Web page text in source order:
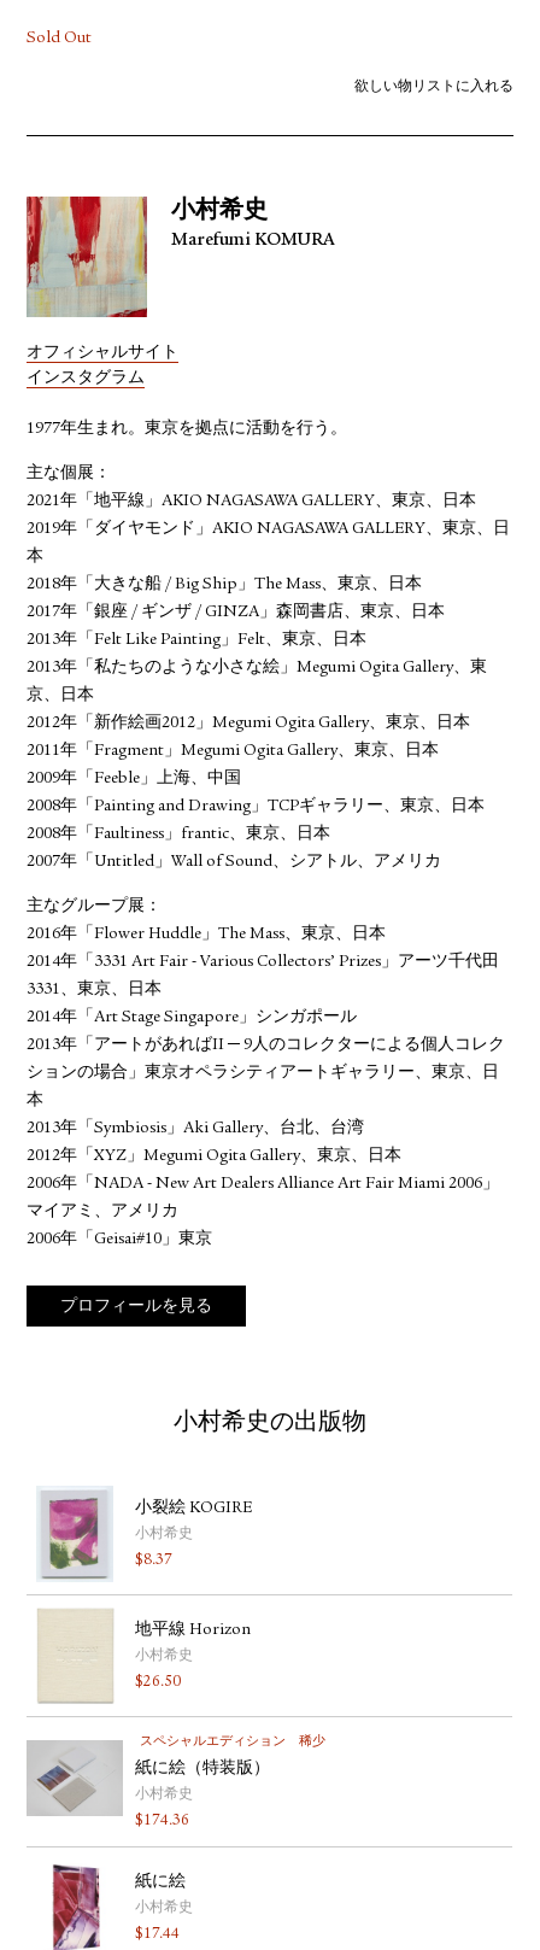
Sold Out
欲しい物リストに入れる
小村希史
Marefumi KOMURA
オフィシャルサイト
インスタグラム
1977年生まれ。東京を拠点に活動を行う。
主な個展：
2021年「地平線」AKIO NAGASAWA GALLERY、東京、日本
2019年「ダイヤモンド」AKIO NAGASAWA GALLERY、東京、日
本
2018年「大きな船 / Big Ship」The Mass、東京、日本
2017年「銀座 / ギンザ / GINZA」森岡書店、東京、日本
2013年「Felt Like Painting」Felt、東京、日本
2013年「私たちのような小さな絵」Megumi Ogita Gallery、東
京、日本
2012年「新作絵画2012」Megumi Ogita Gallery、東京、日本
2011年「Fragment」Megumi Ogita Gallery、東京、日本
2009年「Feeble」上海、中国
2008年「Painting and Drawing」TCPギャラリー、東京、日本
2008年「Faultiness」frantic、東京、日本
2007年「Untitled」Wall of Sound、シアトル、アメリカ
主なグループ展：
2016年「Flower Huddle」The Mass、東京、日本
2014年「3331 Art Fair - Various Collectors’ Prizes」アーツ千代田
3331、東京、日本
2014年「Art Stage Singapore」シンガポール
2013年「アートがあればII ─ 9人のコレクターによる個人コレク
ションの場合」東京オペラシティアートギャラリー、東京、日
本
2013年「Symbiosis」Aki Gallery、台北、台湾
2012年「XYZ」Megumi Ogita Gallery、東京、日本
2006年「NADA - New Art Dealers Alliance Art Fair Miami 2006」
マイアミ、アメリカ
2006年「Geisai#10」東京
プロフィールを見る
小村希史の出版物
小裂絵 KOGIRE
小村希史
$8.37
地平線 Horizon
小村希史
$26.50
スペシャルエディション 稀少
紙に絵（特装版）
小村希史
$174.36
紙に絵
小村希史
$17.44